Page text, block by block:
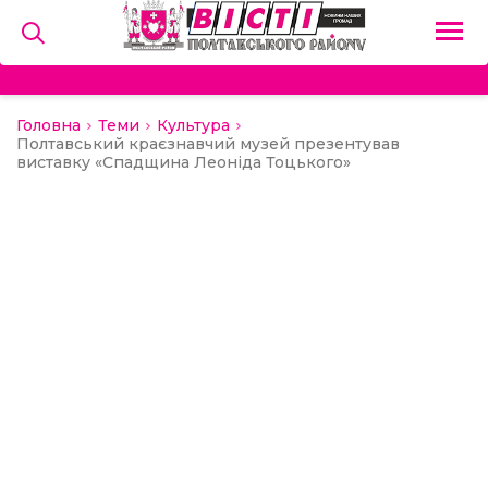
Головна Теми
Культура
Полтавський краєзнавчий музей презентував
виставку «Спадщина Леоніда Тоцького»